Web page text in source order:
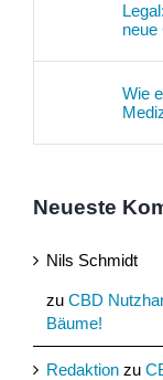
neue
Wie
Neueste
Nils Schmidt
zu CBD
Bäume!
Redaktion zu